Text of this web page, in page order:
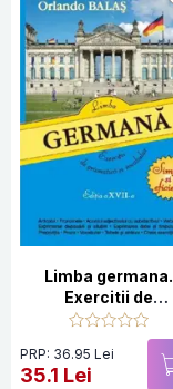
Limba germana.
Exercitii de
gramatica si
vocabular Ed.17
PRP: 36.95 Lei
35.1 Lei